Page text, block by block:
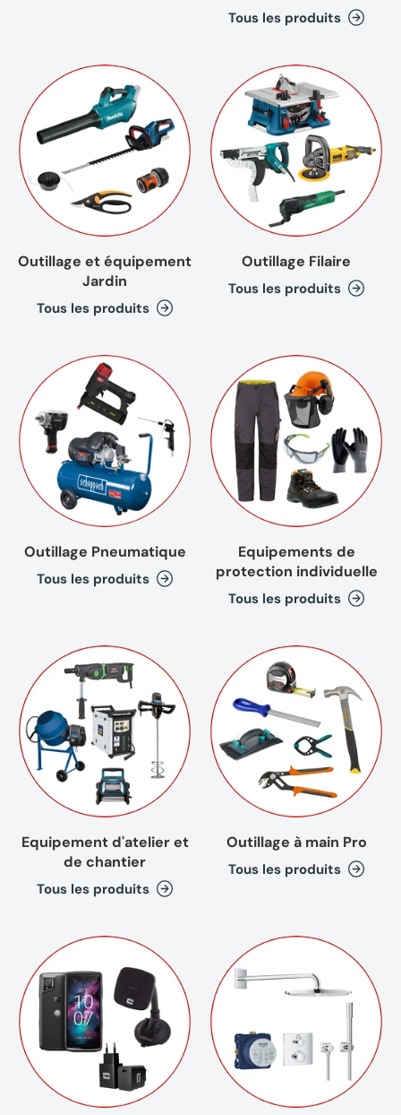
Tous les produits
Outillage et équipement
Jardin
Tous les produits
Outillage Filaire
Tous les produits
Outillage Pneumatique
Tous les produits
Equipements de
protection individuelle
Tous les produits
Equipement d'atelier et
de chantier
Tous les produits
Outillage à main Pro
Tous les produits